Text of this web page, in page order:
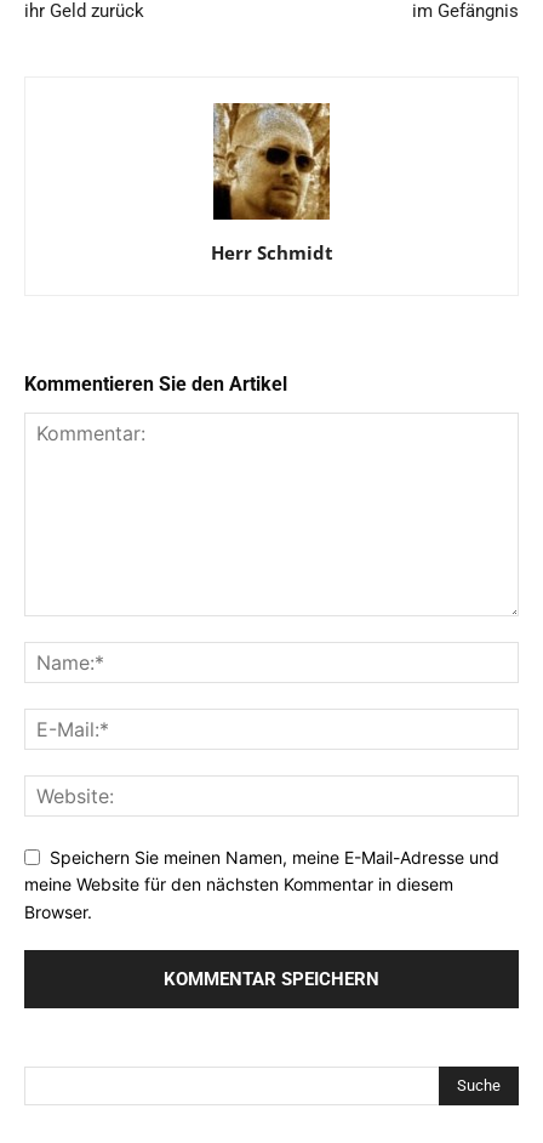
ihr Geld zurück im Gefängnis
Herr Schmidt
Kommentieren Sie den Artikel
Speichern Sie meinen Namen, meine E-Mail-Adresse und
meine Website für den nächsten Kommentar in diesem
Browser.